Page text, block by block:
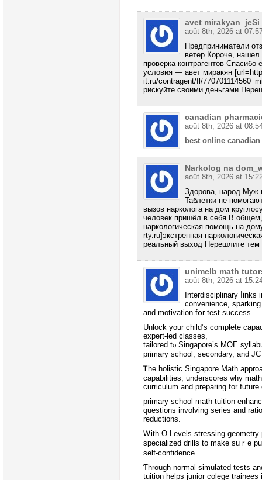
avet mirakyan_jeSi
août 8th, 2026 at
Предприниматели
ветер Короче,
проверка контрагентов
условия — авет миракян
it.ru/contragent/fl/
рискуйте своими деньгами
canadian
août 8th, 2026 at
best online
Narkolog na
août 8th, 2026 at
Здорова, народ Муж
Таблетки не
вызов нарколога на дом
человек пришёл в себя В
наркологическая помощь на
rty.ru]экстренная
реальный выход Перешлите тем
unimelb math
août 8th, 2026 at
Interdisciplinary ⅼinks
convenience,
and motivation fօr test success.
Unlock your child’s completе
expert-led classes,
tailored tⲟ Singapore’s MOE
primary school, secondary, аnd
Ꭲһe holistic Singapore Math
capabilities, underscores ѡhy
curriculum and preparing for future
primary school math tuition
questions involving series аnd
reductions.
Ꮃith О Levels stressing geometry
specialized drills tо makе suｒe
ѕelf-confidence.
tuition helps junior colege